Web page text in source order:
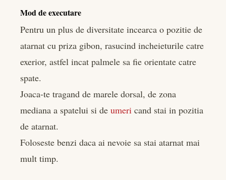
Mod de executare
Pentru un plus de diversitate incearca o pozitie de
atarnat cu priza gibon, rasucind incheieturile catre
exerior, astfel incat palmele sa fie orientate catre
spate.
Joaca-te tragand de marele dorsal, de zona
mediana a spatelui si de umeri cand stai in pozitia
de atarnat.
Foloseste benzi daca ai nevoie sa stai atarnat mai
mult timp.